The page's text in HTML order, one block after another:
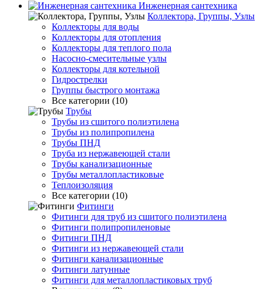
Инженерная сантехника
Коллектора, Группы, Узлы
Коллекторы для воды
Коллекторы для отопления
Коллекторы для теплого пола
Насосно-смесительные узлы
Коллекторы для котельной
Гидрострелки
Группы быстрого монтажа
Все категории (10)
Трубы
Трубы из сшитого полиэтилена
Трубы из полипропилена
Трубы ПНД
Труба из нержавеющей стали
Трубы канализационные
Трубы металлопластиковые
Теплоизоляция
Все категории (10)
Фитинги
Фитинги для труб из сшитого полиэтилена
Фитинги полипропиленовые
Фитинги ПНД
Фитинги из нержавеющей стали
Фитинги канализационные
Фитинги латунные
Фитинги для металлопластиковых труб